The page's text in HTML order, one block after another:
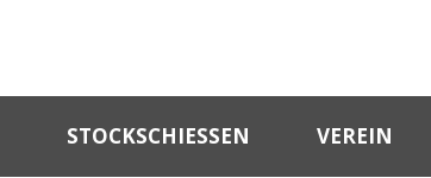
STOCKSCHIESSEN VEREIN